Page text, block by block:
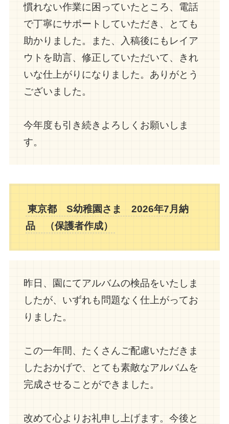
慣れない作業に困っていたところ、電話
で丁寧にサポートしていただき、とても
助かりました。また、入稿後にもレイア
ウトを助言、修正していただいて、きれ
いな仕上がりになりました。ありがとう
ございました。
今年度も引き続きよろしくお願いしま
す。
東京都 S幼稚園さま 2026年7月納
品 （保護者作成）
昨日、園にてアルバムの検品をいたしま
したが、いずれも問題なく仕上がってお
りました。
この一年間、たくさんご配慮いただきま
したおかげで、とても素敵なアルバムを
完成させることができました。
改めて心よりお礼申し上げます。今後と